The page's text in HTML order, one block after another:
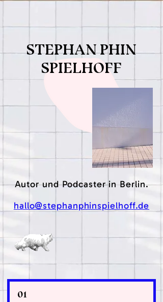
STEPHAN PHIN
SPIELHOFF
Autor und Podcaster in Berlin.
hallo@stephanphinspielhoff.de
01